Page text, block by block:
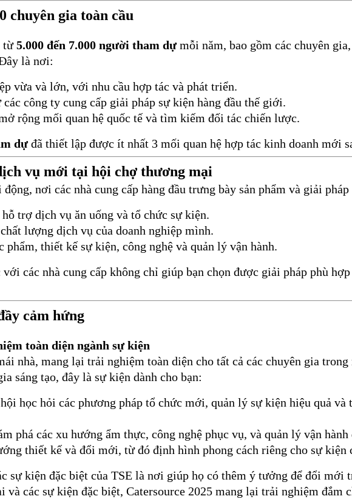
chuyên gia toàn cầu
từ5.000 đến 7.000 người tham dựmỗi năm, bao gồm các chuyên
là nơi:
vừa và lớn, với nhu cầu hợp tác và phát triển.
các công ty cung cấp giải pháp sự kiện hàng đầu thế giới.
rộng mối quan hệ quốc tế và tìm kiếm đối tác chiến lược.
dựđã thiết lập được ít nhất 3 mối quan hệ hợp tác kinh doanh mới
vụ mới tại hội chợ thương mại
nơi các nhà cung cấp hàng đầu trưng bày sản phẩm và giải
trợ dịch vụ ăn uống và tổ chức sự kiện.
lượng dịch vụ của doanh nghiệp mình.
thiết kế sự kiện, công nghệ và quản lý vận hành.
các nhà cung cấp không chỉ giúp bạn chọn được giải pháp phù
cảm hứng
toàn diện ngành sự kiện
nhà, mang lại trải nghiệm toàn diện cho tất cả các chuyên gia
sáng tạo, đây là sự kiện dành cho bạn:
học hỏi các phương pháp tổ chức mới, quản lý sự kiện hiệu quả và
phá các xu hướng ẩm thực, công nghệ phục vụ, và quản lý vận
thiết kế và đổi mới, từ đó định hình phong cách riêng cho sự kiện
sự kiện đặc biệt của TSE là nơi giúp họ có thêm ý tưởng để đổi mới
các sự kiện đặc biệt, Catersource 2025 mang lại trải nghiệm đắm